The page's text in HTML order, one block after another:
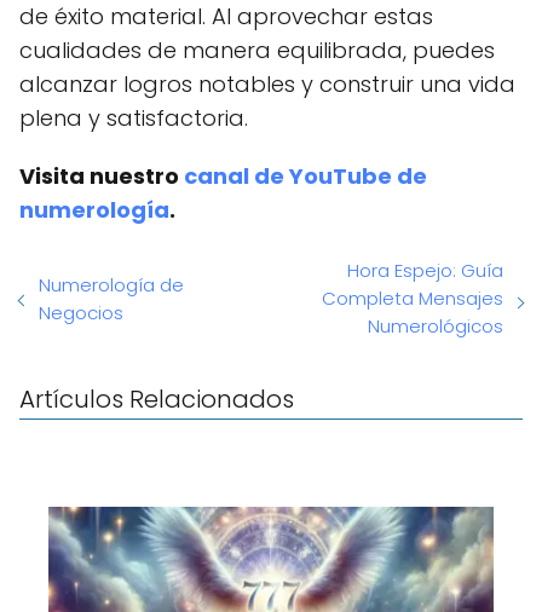
de éxito material. Al aprovechar estas
cualidades de manera equilibrada, puedes
alcanzar logros notables y construir una vida
plena y satisfactoria.
Visita nuestro canal de YouTube de
numerología.
Numerología de
Negocios
Hora Espejo: Guía
Completa Mensajes
Numerológicos
Artículos Relacionados